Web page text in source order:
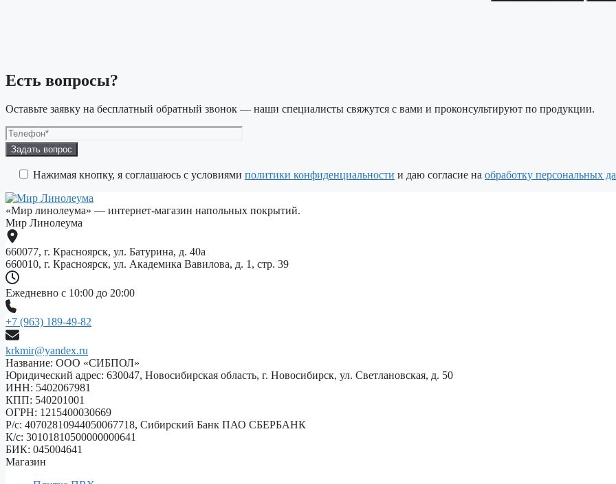
Есть вопросы?
Оставьте заявку на бесплатный обратный звонок — наши специалисты свяжутся с вами и проконсультируют по продукции.
Оставьте
это
поле Нажимая кнопку, я соглашаюсь с условиями политики конфиденциальности и даю согласие на обработку персональных
«Мир линолеума» — интернет-магазин напольных покрытий.
Мир Линолеума
660077, г. Красноярск, ул. Батурина, д. 40а
660010, г. Красноярск, ул. Академика Вавилова, д. 1, стр. 39
Ежедневно с 10:00 до 20:00
+7 (963) 189-49-82
krkmir@yandex.ru
Название: ООО «СИБПОЛ»
Юридический адрес: 630047, Новосибирская область, г. Новосибирск, ул. Светлановская, д. 50
ИНН: 5402067981
КПП: 540201001
ОГРН: 1215400030669
Р/с: 40702810944050067718, Сибирский Банк ПАО СБЕРБАНК
К/с: 30101810500000000641
БИК: 045004641
Магазин